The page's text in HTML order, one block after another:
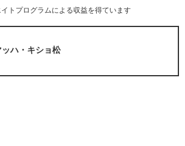
トプログラムによる収益を得ています
ハ・キショ松